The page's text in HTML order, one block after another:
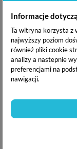
Produkt nie ma
GPSR
Informacje
Ta witryna korzysta z
najwyższy poziom
również pliki cookie
analizy a nastepnie
preferencjami na
nawigacji.